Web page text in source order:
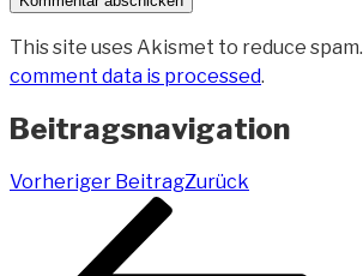
This site uses Akismet to reduce spam.
comment data is processed.
Beitragsnavigation
Vorheriger BeitragZurück